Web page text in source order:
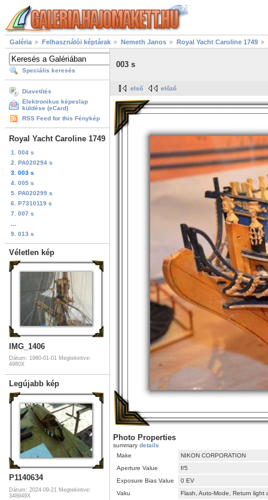
Galéria Felhasználói képtárak Nemeth Janos Royal Yacht Caroline 1749
Speciális keresés
Diavetítés
Elektronikus képeslap
küldése (eCard)
RSS Feed for this Fénykép
Royal Yacht Caroline 1749
1. 004 s
2. PA020294 s
3. 003 s
4. 005 s
5. PA020299 s
6. P7310119 s
7. 007 s
9. 013 s
Véletlen kép
IMG_1406
Dátum: 1980-01-01 Megtekintve:
4980X
Legújabb kép
P1140634
Dátum: 2024-09-21 Megtekintve:
348949X
003 s
első előző
Photo Properties
summary details
Make
NIKON CORPORATION
Aperture Value
f/5
Exposure Bias Value
0 EV
Vaku
Flash, Auto-Mode, Return light